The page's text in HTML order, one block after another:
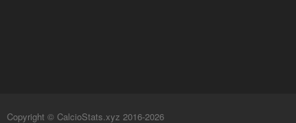
Copyright © CalcioStats.xyz 2016-2026